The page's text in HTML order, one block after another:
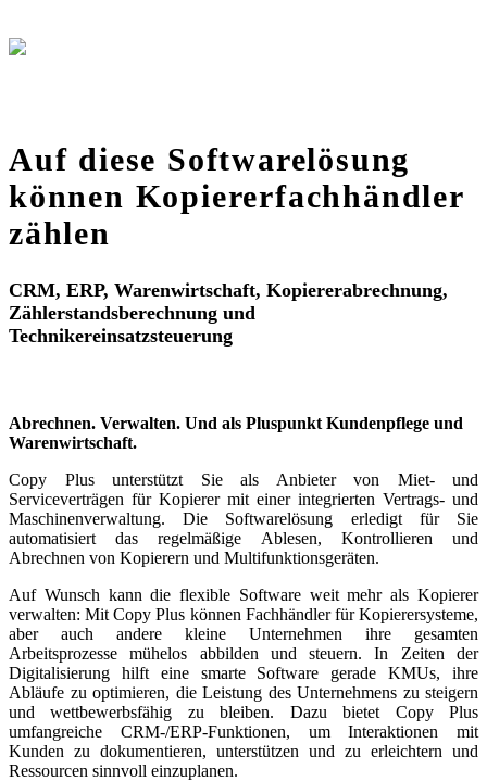
Auf diese Softwarelösung
können Kopiererfachhändler
zählen
CRM, ERP, Warenwirtschaft, Kopiererabrechnung,
Zählerstandsberechnung und
Technikereinsatzsteuerung
Abrechnen. Verwalten. Und als Pluspunkt Kundenpflege und
Warenwirtschaft.
Copy Plus unterstützt Sie als Anbieter von Miet- und
Serviceverträgen für Kopierer mit einer integrierten Vertrags- und
Maschinenverwaltung. Die Softwarelösung erledigt für Sie
automatisiert das regelmäßige Ablesen, Kontrollieren und
Abrechnen von Kopierern und Multifunktionsgeräten.
Auf Wunsch kann die flexible Software weit mehr als Kopierer
verwalten: Mit Copy Plus können Fachhändler für Kopierersysteme,
aber auch andere kleine Unternehmen ihre gesamten
Arbeitsprozesse mühelos abbilden und steuern. In Zeiten der
Digitalisierung hilft eine smarte Software gerade KMUs, ihre
Abläufe zu optimieren, die Leistung des Unternehmens zu steigern
und wettbewerbsfähig zu bleiben. Dazu bietet Copy Plus
umfangreiche CRM-/ERP-Funktionen, um Interaktionen mit
Kunden zu dokumentieren, unterstützen und zu erleichtern und
Ressourcen sinnvoll einzuplanen.